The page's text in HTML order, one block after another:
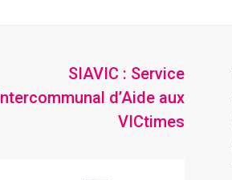
SIAVIC : Service
d’Aide aux
VICtimes